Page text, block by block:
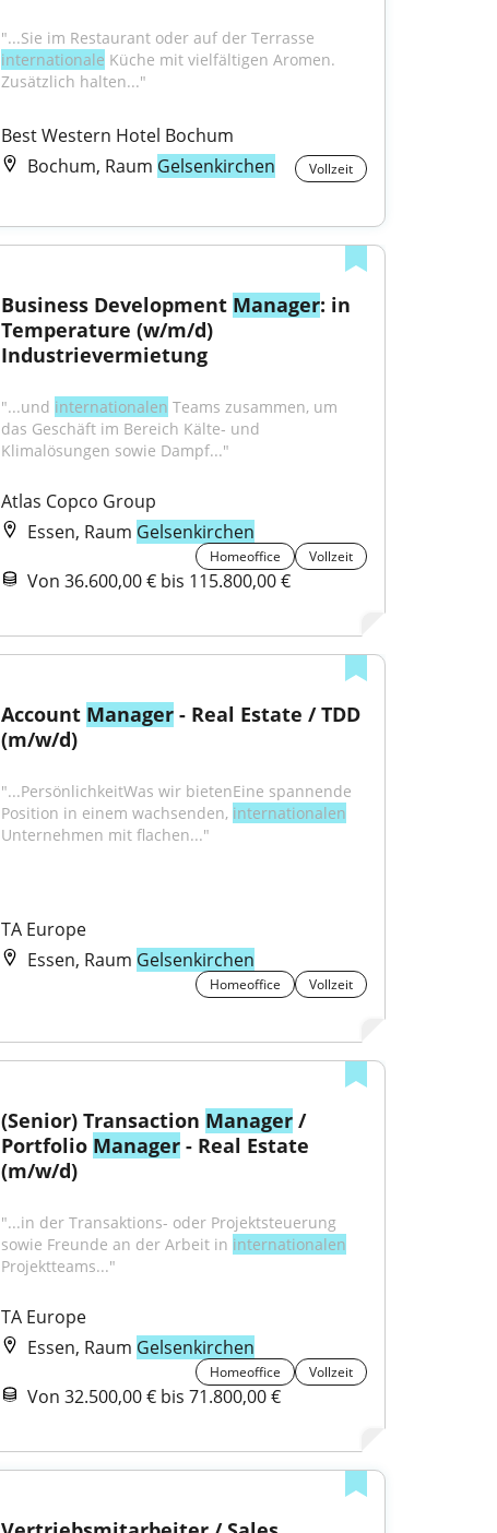
internationale Küche mit vielfältigen Aromen.
Zusätzlich halten..."
Best Western Hotel Bochum
Bochum, Raum Gelsenkirchen Vollzeit
Business Development Manager: in
Temperature (w/m/d)
Industrievermietung
"...und internationalen Teams zusammen, um
das Geschäft im Bereich Kälte‑ und
Klimalösungen sowie Dampf..."
Atlas Copco Group
Essen, Raum Gelsenkirchen
Homeoffice Vollzeit
Von 36.600,00 € bis 115.800,00 €
Account Manager - Real Estate / TDD
(m/w/d)
"...PersönlichkeitWas wir bietenEine spannende
Position in einem wachsenden, internationalen
Unternehmen mit flachen..."
TA Europe
Essen, Raum Gelsenkirchen
Homeoffice Vollzeit
(Senior) Transaction Manager /
Portfolio Manager - Real Estate
(m/w/d)
"...in der Transaktions- oder Projektsteuerung
sowie Freunde an der Arbeit in internationalen
Projektteams..."
TA Europe
Essen, Raum Gelsenkirchen
Homeoffice Vollzeit
Von 32.500,00 € bis 71.800,00 €